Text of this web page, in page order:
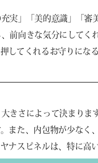
実」「美的意識」「審
前向きな気分にしてく
してくれるお守りにな
きさによって決まりま
また、内包物が少なく
ナスピネルは、特に高